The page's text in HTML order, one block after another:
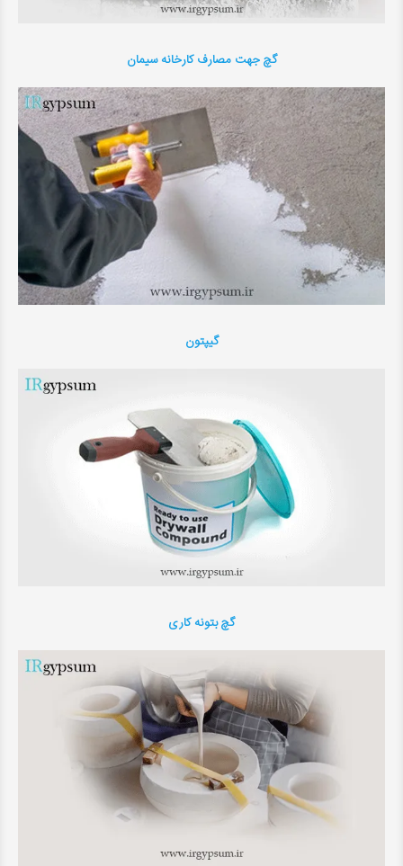
گچ جهت مصارف کارخانه سیمان
گیپتون
گچ بتونه کاری